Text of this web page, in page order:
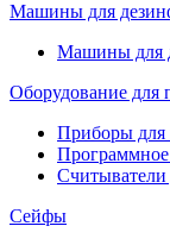
Машины для
Машины для
Оборудование для
Приборы для
Программное
Считыватели
Сейфы